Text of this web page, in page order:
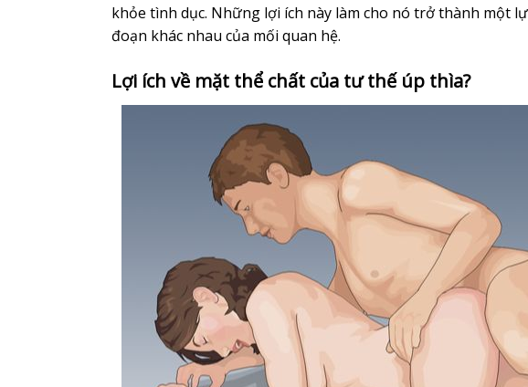
khỏe tình dục. Những lợi ích này làm cho nó trở thành một
đoạn khác nhau của mối quan hệ.
Lợi ích về mặt thể chất của tư thế úp thìa?